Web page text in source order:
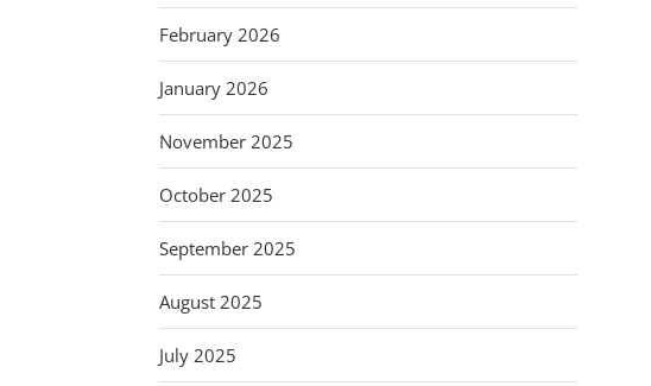
February 2026
January 2026
November 2025
October 2025
September 2025
August 2025
July 2025